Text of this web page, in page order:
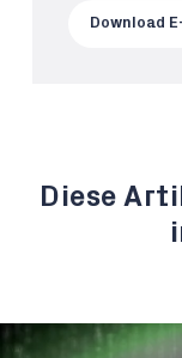
Download
Diese